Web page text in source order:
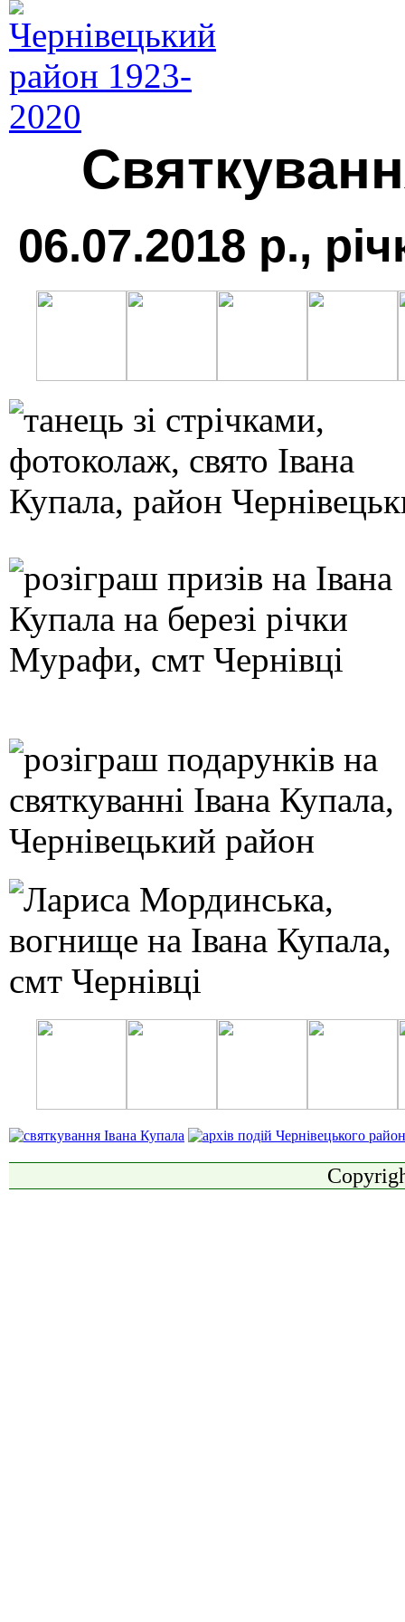
06.07.2018 р.,